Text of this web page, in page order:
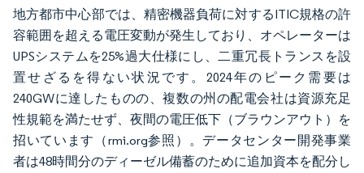
地方都市中心部では、精密機器負荷に対するITIC規格の許
容範囲を超える電圧変動が発生しており、オペレーターは
UPSシステムを25%過大仕様にし、二重冗長トランスを設
置せざるを得ない状況です。2024年のピーク需要は
240GWに達したものの、複数の州の配電会社は資源充足
性規範を満たせず、夜間の電圧低下（ブラウンアウト）を
招いています（rmi.org参照）。データセンター開発事業
者は48時間分のディーゼル備蓄のために追加資本を配分し